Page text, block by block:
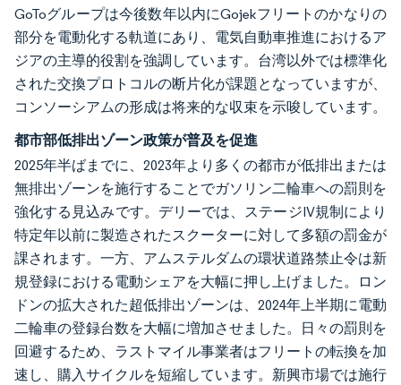
GoToグループは今後数年以内にGojekフリートのかなりの
部分を電動化する軌道にあり、電気自動車推進におけるア
ジアの主導的役割を強調しています。台湾以外では標準化
された交換プロトコルの断片化が課題となっていますが、
コンソーシアムの形成は将来的な収束を示唆しています。
都市部低排出ゾーン政策が普及を促進
2025年半ばまでに、2023年より多くの都市が低排出または
無排出ゾーンを施行することでガソリン二輪車への罰則を
強化する見込みです。デリーでは、ステージIV規制により
特定年以前に製造されたスクーターに対して多額の罰金が
課されます。一方、アムステルダムの環状道路禁止令は新
規登録における電動シェアを大幅に押し上げました。ロン
ドンの拡大された超低排出ゾーンは、2024年上半期に電動
二輪車の登録台数を大幅に増加させました。日々の罰則を
回避するため、ラストマイル事業者はフリートの転換を加
速し、購入サイクルを短縮しています。新興市場では施行